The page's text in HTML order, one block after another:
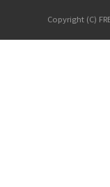
Copyright (C)